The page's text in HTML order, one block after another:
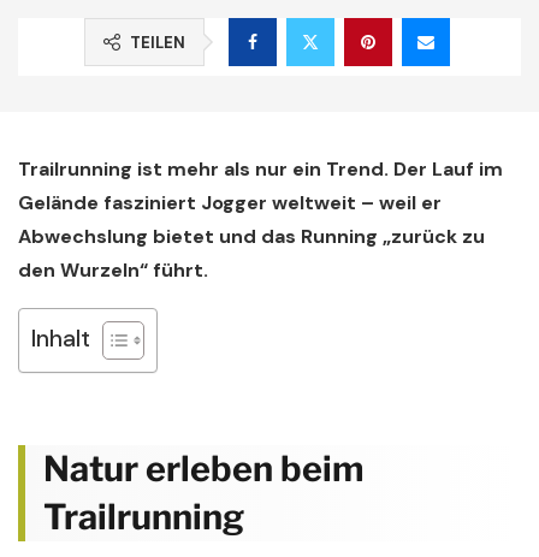
TEILEN
Trailrunning ist mehr als nur ein Trend. Der Lauf im
Gelände fasziniert Jogger weltweit – weil er
Abwechslung bietet und das Running „zurück zu
den Wurzeln“ führt.
Inhalt
Natur erleben beim
Trailrunning